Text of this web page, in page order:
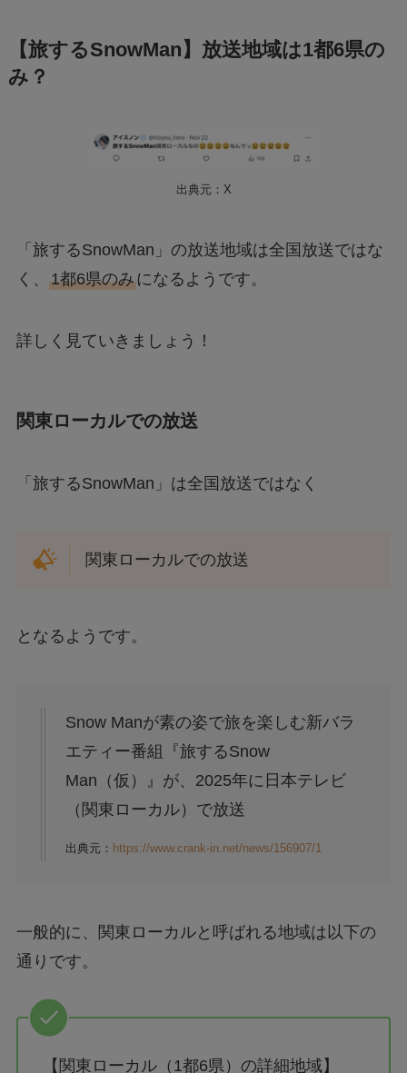
【旅するSnowMan】放送地域は1都6県の
み？
出典元：X
「旅するSnowMan」の放送地域は全国放送ではな
く、 1都6県のみになるようです。
詳しく見ていきましょう！
関東ローカルでの放送
「旅するSnowMan」は全国放送ではなく
関東ローカルでの放送
となるようです。
Snow Manが素の姿で旅を楽しむ新バラ
エティー番組『旅するSnow
Man（仮）』が、2025年に日本テレビ
（関東ローカル）で放送
出典元： https://www.crank-in.net/news/156907/1
一般的に、関東ローカルと呼ばれる地域は以下の
通りです。
【関東ローカル（1都6県）の詳細地域】